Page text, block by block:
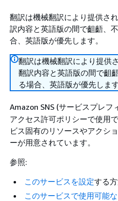
翻訳は機械翻訳により提供さ
訳内容と英語版の間で齟齬、
合、英語版が優先します。
翻訳は機械翻訳により提供
翻訳内容と英語版の間で齟
る場合、英語版が優先します
Amazon SNS (サービスプレフ
アクセス許可ポリシーで使用
ビス固有のリソースやアクシ
ーが用意されています。
参照:
このサービスを設定する
このサービスで使用可能